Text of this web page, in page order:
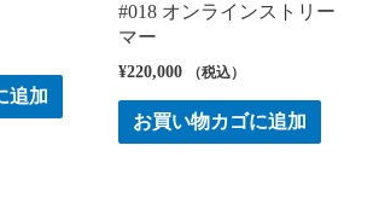
追加
#018 オンラインストリー
マー
¥220,000 （税込）
お買い物カゴに追加